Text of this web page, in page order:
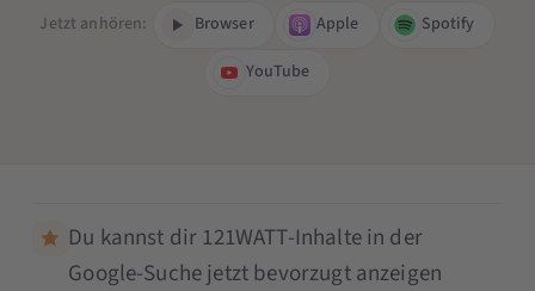
Jetzt anhören: Browser Apple
Spotify
YouTube
Du kannst dir 121WATT-Inhalte in der
Google-Suche jetzt bevorzugt anzeigen